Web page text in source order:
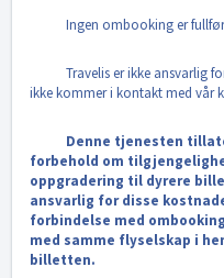
Ingen ombooking er fullført
Travelis er ikke ansvarlig for
ikke kommer i kontakt med vår
Denne tjenesten tillater
forbehold om
oppgradering til dyrere
ansvarlig for disse
forbindelse med
med samme flyselskap i
billetten.